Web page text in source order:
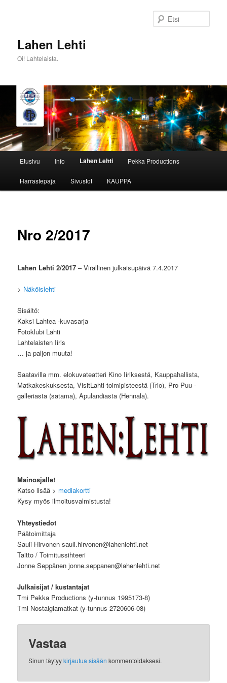
Lahen Lehti
Oi! Lahtelaista.
Etusivu Info Lahen Lehti Pekka Productions
Harrastepaja Sivustot KAUPPA
Nro 2/2017
Lahen Lehti 2/2017– Virallinen julkaisupäivä 7.4.2017
> Näköislehti
Sisältö:
Kaksi Lahtea -kuvasarja
Fotoklubi Lahti
Lahtelaisten Iiris
… ja paljon muuta!
Saatavilla mm. elokuvateatteri Kino Iiriksestä, Kauppahallista,
Matkakeskuksesta, VisitLahti-toimipisteestä (Trio), Pro Puu -
galleriasta (satama), Apulandiasta (Hennala).
Mainosjalle!
Katso lisää > mediakortti
Kysy myös ilmoitusvalmistusta!
Yhteystiedot
Päätoimittaja
Sauli Hirvonen sauli.hirvonen@lahenlehti.net
Taitto / Toimitussihteeri
Jonne Seppänen jonne.seppanen@lahenlehti.net
Julkaisijat / kustantajat
Tmi Pekka Productions (y-tunnus 1995173-8)
Tmi Nostalgiamatkat (y-tunnus 2720606-08)
Vastaa
Sinun täytyykirjautua sisään kommentoidaksesi.